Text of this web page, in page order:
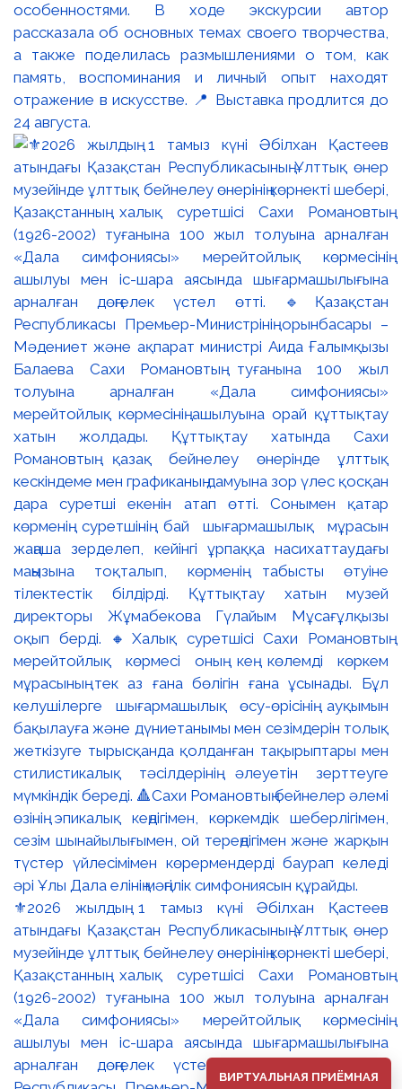
особенностями. В ходе экскурсии автор
рассказала об основных темах своего творчества,
а также поделилась размышлениями о том, как
память, воспоминания и личный опыт находят
отражение в искусстве. 📍 Выставка продлится до
24 августа.
⚜️2026 жылдың 1 тамыз күні Әбілхан Қастеев
атындағы Қазақстан Республикасының Ұлттық өнер
музейінде ұлттық бейнелеу өнерінің көрнекті шебері,
Қазақстанның халық суретшісі Сахи Романовтың
(1926-2002) туғанына 100 жыл толуына арналған
«Дала симфониясы» мерейтойлық көрмесінің
ашылуы мен іс-шара аясында шығармашылығына
арналған дөңгелек үстел өтті. 🔹Қазақстан
ВИРТУАЛЬНАЯ ПРИЁМНАЯ